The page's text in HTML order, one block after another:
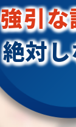
強引
絶対